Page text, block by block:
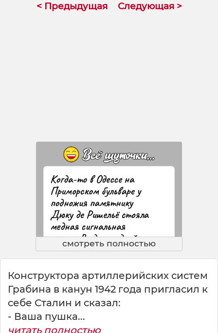
< Предыдущая Следующая >
смотреть полностью
Конструктора артиллерийских систем
Грабина в канун 1942 года пригласил к
себе Сталин и сказал:
- Ваша пушка...
читать полностью